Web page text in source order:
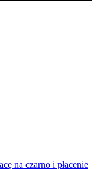
na czarno i płacenie